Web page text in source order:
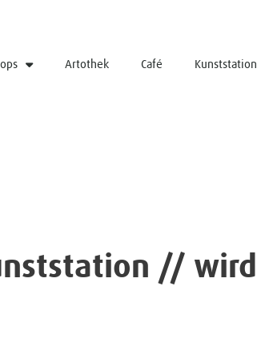
Artothek Café Kunststation
// wird